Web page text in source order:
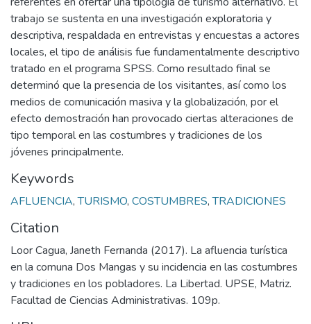
trabajo se sustenta en una investigación exploratoria y
descriptiva, respaldada en entrevistas y encuestas a actores
locales, el tipo de análisis fue fundamentalmente descriptivo
tratado en el programa SPSS. Como resultado final se
determinó que la presencia de los visitantes, así como los
medios de comunicación masiva y la globalización, por el
efecto demostración han provocado ciertas alteraciones de
tipo temporal en las costumbres y tradiciones de los
jóvenes principalmente.
Keywords
AFLUENCIA,TURISMO, COSTUMBRES,TRADICIONES
Citation
Loor Cagua, Janeth Fernanda (2017). La afluencia turística
en la comuna Dos Mangas y su incidencia en las costumbres
y tradiciones en los pobladores. La Libertad. UPSE, Matriz.
Facultad de Ciencias Administrativas. 109p.